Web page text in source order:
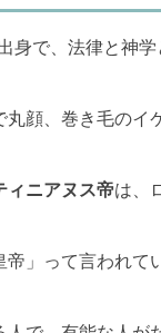
身で、法律と神学
顔、巻き毛のイ
ィニアヌス帝は、
」って言われて